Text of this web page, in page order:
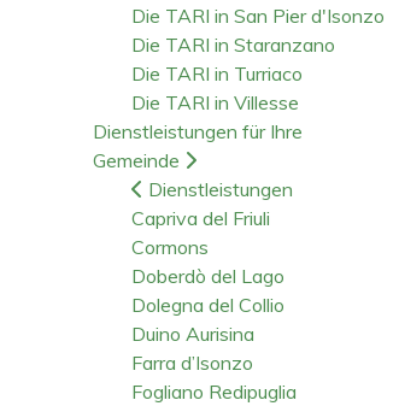
Die TARI in San Pier d'Isonzo
Die TARI in Staranzano
Die TARI in Turriaco
Die TARI in Villesse
Dienstleistungen für Ihre
Gemeinde
Dienstleistungen
Capriva del Friuli
Cormons
Doberdò del Lago
Dolegna del Collio
Duino Aurisina
Farra d’Isonzo
Fogliano Redipuglia